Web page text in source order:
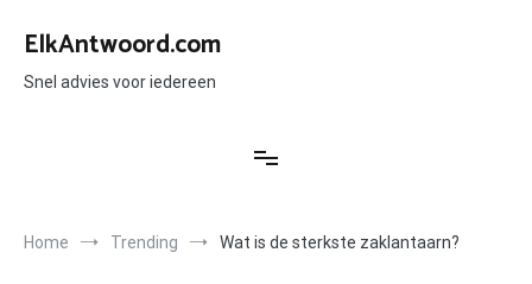
naar
inhoud
ElkAntwoord.com
Snel advies voor iedereen
Home Trending Wat is de sterkste zaklantaarn?